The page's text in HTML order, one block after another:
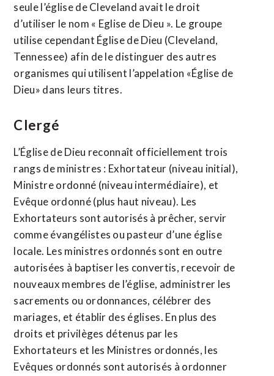
seule l’église de Cleveland avait le droit
d’utiliser le nom « Eglise de Dieu ». Le groupe
utilise cependant Église de Dieu (Cleveland,
Tennessee) afin de le distinguer des autres
organismes qui utilisent l’appelation «Église de
Dieu» dans leurs titres.
Clergé
L’Église de Dieu reconnaît officiellement trois
rangs de ministres : Exhortateur (niveau initial),
Ministre ordonné (niveau intermédiaire), et
Evêque ordonné (plus haut niveau). Les
Exhortateurs sont autorisés à prêcher, servir
comme évangélistes ou pasteur d’une église
locale. Les ministres ordonnés sont en outre
autorisées à baptiser les convertis, recevoir de
nouveaux membres de l’église, administrer les
sacrements ou ordonnances, célébrer des
mariages, et établir des églises. En plus des
droits et privilèges détenus par les
Exhortateurs et les Ministres ordonnés, les
Evêques ordonnés sont autorisés à ordonner